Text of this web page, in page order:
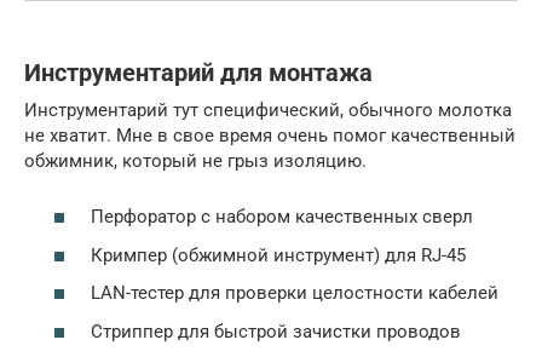
Инструментарий для монтажа
Инструментарий тут специфический, обычного молотка
не хватит. Мне в свое время очень помог качественный
обжимник, который не грыз изоляцию.
Перфоратор с набором качественных сверл
Кримпер (обжимной инструмент) для RJ-45
LAN-тестер для проверки целостности кабелей
Стриппер для быстрой зачистки проводов